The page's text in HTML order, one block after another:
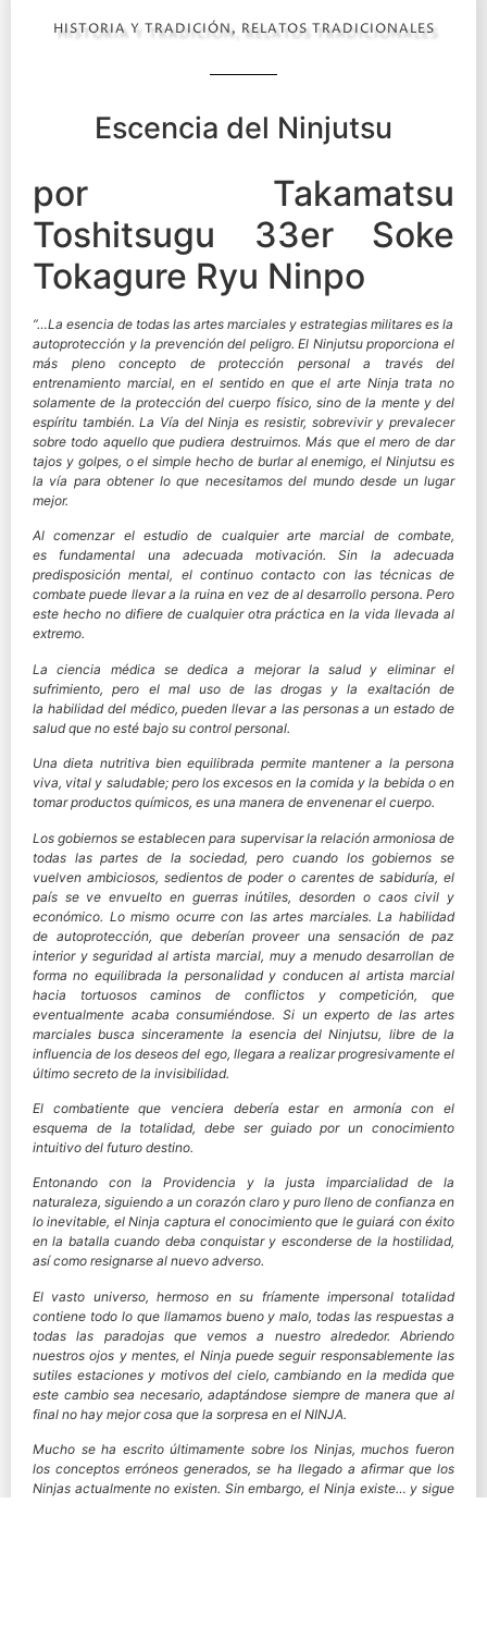
HISTORIA Y TRADICIÓN, RELATOS TRADICIONALES
Escencia del Ninjutsu
por Takamatsu
Toshitsugu 33er Soke
Tokagure Ryu Ninpo
“…La esencia de todas las artes marciales y estrategias militares es la
autoprotección y la prevención del peligro. El Ninjutsu proporciona el
más pleno concepto de protección personal a través del
entrenamiento marcial, en el sentido en que el arte Ninja trata no
solamente de la protección del cuerpo físico, sino de la mente y del
espíritu también. La Vía del Ninja es resistir, sobrevivir y prevalecer
sobre todo aquello que pudiera destruirnos. Más que el mero de dar
tajos y golpes, o el simple hecho de burlar al enemigo, el Ninjutsu es
la vía para obtener lo que necesitamos del mundo desde un lugar
mejor.
Al comenzar el estudio de cualquier arte marcial de combate,
es fundamental una adecuada motivación. Sin la adecuada
predisposición mental, el continuo contacto con las técnicas de
combate puede llevar a la ruina en vez de al desarrollo persona. Pero
este hecho no difiere de cualquier otra práctica en la vida llevada al
extremo.
La ciencia médica se dedica a mejorar la salud y eliminar el
sufrimiento, pero el mal uso de las drogas y la exaltación de
la habilidad del médico, pueden llevar a las personas a un estado de
salud que no esté bajo su control personal.
Una dieta nutritiva bien equilibrada permite mantener a la persona
viva, vital y saludable; pero los excesos en la comida y la bebida o en
tomar productos químicos, es una manera de envenenar el cuerpo.
Los gobiernos se establecen para supervisar la relación armoniosa de
todas las partes de la sociedad, pero cuando los gobiernos se
vuelven ambiciosos, sedientos de poder o carentes de sabiduría, el
país se ve envuelto en guerras inútiles, desorden o caos civil y
económico. Lo mismo ocurre con las artes marciales. La habilidad
de autoprotección, que deberían proveer una sensación de paz
interior y seguridad al artista marcial, muy a menudo desarrollan de
forma no equilibrada la personalidad y conducen al artista marcial
hacia tortuosos caminos de conflictos y competición, que
eventualmente acaba consumiéndose. Si un experto de las artes
marciales busca sinceramente la esencia del Ninjutsu, libre de la
influencia de los deseos del ego, llegara a realizar progresivamente el
último secreto de la invisibilidad.
El combatiente que venciera debería estar en armonía con el
esquema de la totalidad, debe ser guiado por un conocimiento
intuitivo del futuro destino.
Entonando con la Providencia y la justa imparcialidad de la
naturaleza, siguiendo a un corazón claro y puro lleno de confianza en
lo inevitable, el Ninja captura el conocimiento que le guiará con éxito
en la batalla cuando deba conquistar y esconderse de la hostilidad,
así como resignarse al nuevo adverso.
El vasto universo, hermoso en su fríamente impersonal totalidad
contiene todo lo que llamamos bueno y malo, todas las respuestas a
todas las paradojas que vemos a nuestro alrededor. Abriendo
nuestros ojos y mentes, el Ninja puede seguir responsablemente las
sutiles estaciones y motivos del cielo, cambiando en la medida que
este cambio sea necesario, adaptándose siempre de manera que al
final no hay mejor cosa que la sorpresa en el NINJA.
Mucho se ha escrito últimamente sobre los Ninjas, muchos fueron
los conceptos erróneos generados, se ha llegado a afirmar que los
Ninjas actualmente no existen. Sin embargo, el Ninja existe… y sigue